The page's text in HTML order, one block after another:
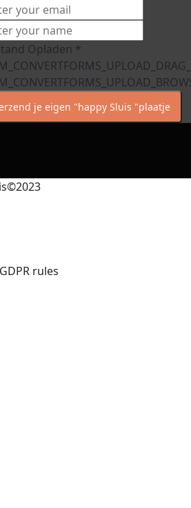
Opladen *
je eigen "happy Sluis "plaatje
rules